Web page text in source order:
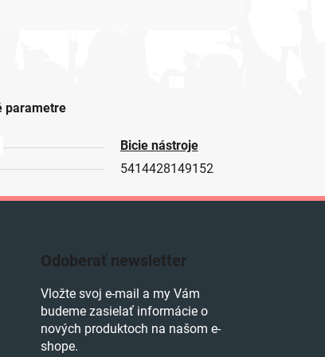
parametre
Bicie nástroje
5414428149152
Odoberať newsletter
Vložte svoj e-mail a my Vám
budeme zasielať informácie o
nových produktoch na našom e-
shope.